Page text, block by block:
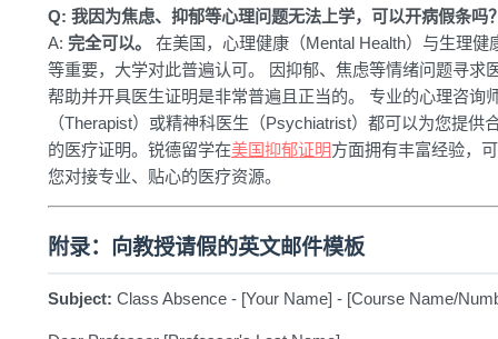
Q: 我因为焦虑、抑郁等心理问题无法上学，可以开病假条吗
A: 完全可以。
在美国，心理健康（Mental Health）与生理健
等重要，大学对此普遍认可。 因抑郁、焦虑等情绪问题寻求
帮助并开具医生证明是非常普遍且正当的。 专业的心理咨询
（Therapist）或精神科医生（Psychiatrist）都可以为您提供
的医疗证明。锐德留学在美国抑郁证明方面拥有丰富经验，
您对接专业、贴心的医疗资源。
附录：向教授请假的英文邮件模板
Subject: Class Absence - [Your Name] - [Course Name/